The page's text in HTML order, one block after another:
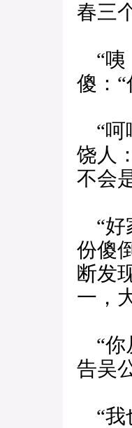
春三
“咦
傻：
“呵
饶人
不会
“好
份傻
断发
一，
“你
告吴
“我